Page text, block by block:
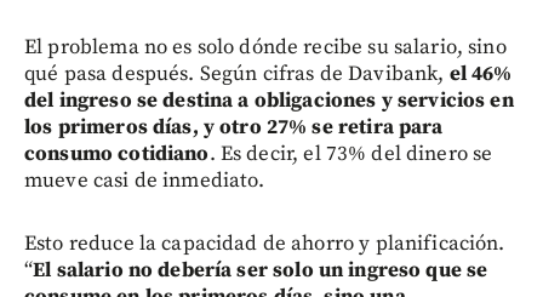
El problema no es solo dónde recibe su salario, sino
qué pasa después. Según cifras de Davibank, el 46%
del ingreso se destina a obligaciones y servicios en
los primeros días, y otro 27% se retira para
consumo cotidiano. Es decir, el 73% del dinero se
mueve casi de inmediato.
Esto reduce la capacidad de ahorro y planificación.
“El salario no debería ser solo un ingreso que se